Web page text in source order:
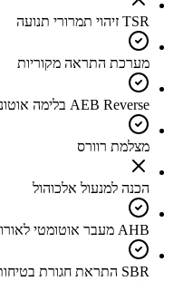
TSR זיהוי תמרורי תנועה
מערכת התראה מקוריות
AEB Reverse בלימה אוטונומית בנסיעה לאחור
מצלמת רוורס
הכנה למנעול אלכוהול
AHB מעבר אוטומטי לאורות גבוהים
SBR התראת חגורת בטיחות